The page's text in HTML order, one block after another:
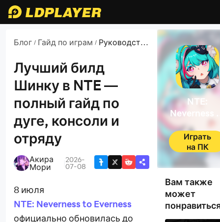
Блог / Гайд по играм / Руководства
Neverness to
Everness
Лучший билд
Шинку в NTE —
полный гайд по
дуге, консоли и
отряду
Акира
Мори
2026-
07-08
8 июля
NTE: Neverness to Everness
официально обновилась до
NTE:
Neverness
Everness
Играть
на ПК
Вам также
может